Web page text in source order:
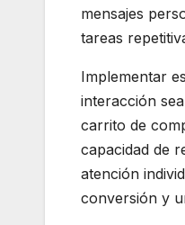
mensajes
tareas
Implementar
interacción
carrito de
capacidad de
atención
conversión y